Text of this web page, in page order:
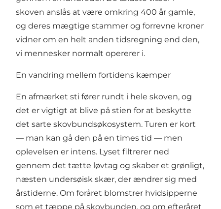
skoven anslås at være omkring 400 år gamle,
og deres mægtige stammer og forrevne kroner
vidner om en helt anden tidsregning end den,
vi mennesker normalt opererer i.
En vandring mellem fortidens kæmper
En afmærket sti fører rundt i hele skoven, og
det er vigtigt at blive på stien for at beskytte
det sarte skovbundsøkosystem. Turen er kort
— man kan gå den på en times tid — men
oplevelsen er intens. Lyset filtrerer ned
gennem det tætte løvtag og skaber et grønligt,
næsten undersøisk skær, der ændrer sig med
årstiderne. Om foråret blomstrer hvidsipperne
som et tæppe på skovbunden, og om efteråret